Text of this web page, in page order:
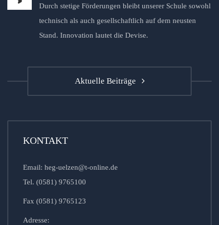
Durch stetige Förderungen bleibt unserer Schule sowohl
technisch als auch gesellschaftlich auf dem neusten
Stand. Innovation lautet die Devise.
Aktuelle Beiträge
KONTAKT
Email: heg-uelzen@t-online.de
Tel. (0581) 9765100
Fax (0581) 9765123
Adresse: